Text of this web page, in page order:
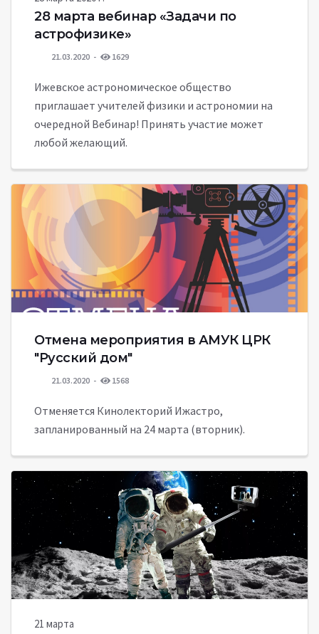
28 марта вебинар «Задачи по
астрофизике»
21.03.2020 1629
Ижевское астрономическое общество
приглашает учителей физики и астрономии на
очередной Вебинар! Принять участие может
любой желающий.
Отмена мероприятия в АМУК ЦРК
"Русский дом"
21.03.2020 1568
Отменяется Кинолекторий Ижастро,
запланированный на 24 марта (вторник).
21 марта